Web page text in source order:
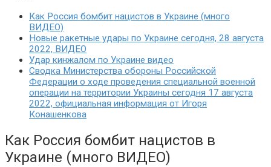
Как Россия бомбит нацистов в Украине (много
ВИДЕО)
Новые ракетные удары по Украине сегодня, 28 августа
2022, ВИДЕО
Удар кинжалом по Украине видео
Сводка Министерства обороны Российской
Федерации о ходе проведения специальной военной
операции на территории Украины сегодня 17 августа
2022, официальная информация от Игоря
Конашенкова
Как Россия бомбит нацистов в
Украине (много ВИДЕО)